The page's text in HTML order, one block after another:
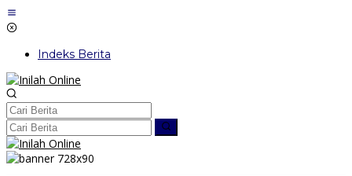
Lewati
ke
Indeks Berita